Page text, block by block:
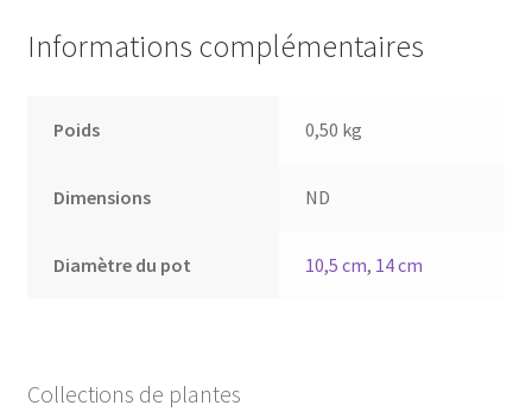
Informations complémentaires
Poids 0,50 kg
Dimensions ND
Diamètre du pot 10,5 cm, 14 cm
Collections de plantes